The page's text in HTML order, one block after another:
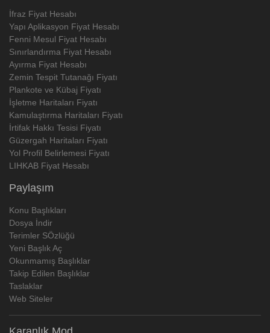
İfraz Fiyat Hesabı
Yapı Aplikasyon Fiyat Hesabı
Fenni Mesul Fiyat Hesabı
Sınırlandırma Fiyat Hesabı
Ayırma Fiyat Hesabı
Zemin Tespit Tutanağı Fiyatı
Plankote ve Kübaj Fiyatı
İşletme Haritaları Fiyatı
Kamulaştırma Haritaları Fiyatı
İrtifak Hakkı Tesisi Fiyatı
Güzergah Haritaları Fiyatı
Yol Profil Belirlemesi Fiyatı
LIHKAB Fiyat Hesabı
Paylaşım
Konu Başlıkları
Dosya İndir
Terimler SÖzlüğü
Yeni Başlık Aç
Okunmamış Başlıklar
Takip Edilen Başlıklar
Taslaklar
Web Siteler